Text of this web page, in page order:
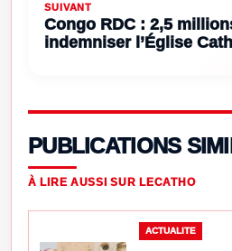
SUIVANT
Congo RDC : 2,5
indemniser l’Église
PUBLICATIONS
À LIRE AUSSI SUR LECATHO
ACTUALITE